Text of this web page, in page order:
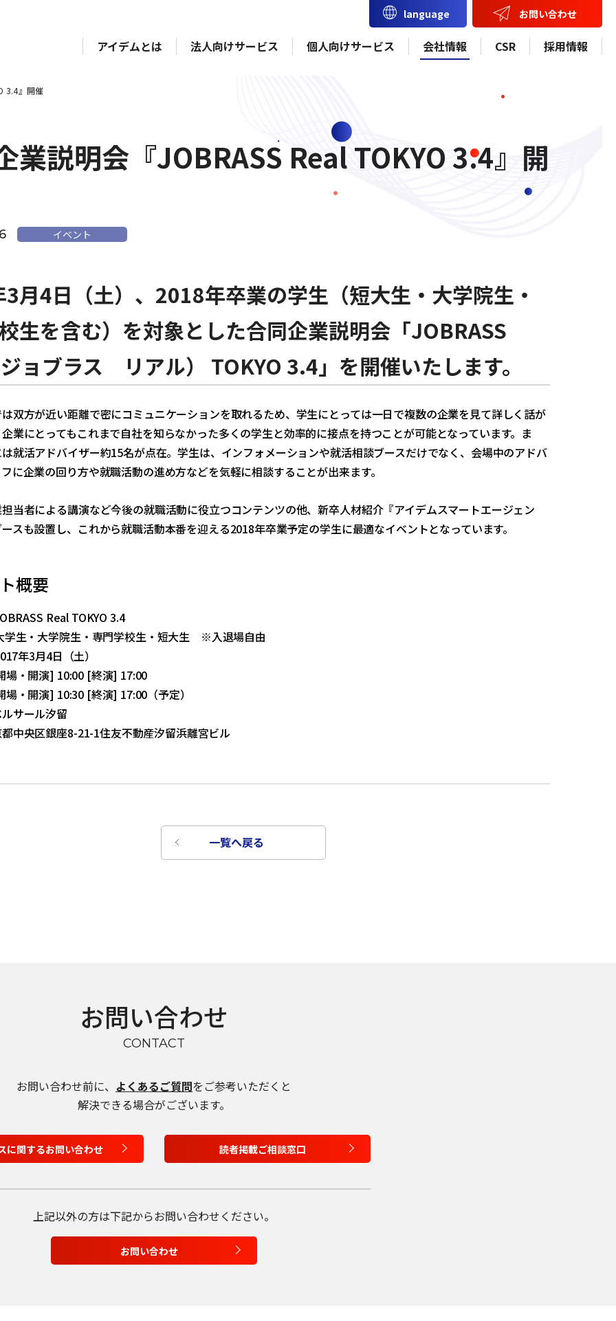
language お問い合わせ
アイデムとは 法人向けサービス 個人向けサービス 会社情報 CSR 採用情報
言語を選択
日本語
English
Tiếng Việt
3.4』開催
業説明会『JOBRASS Real TOKYO 3.4』開
イベント
月4日（土）、2018年卒業の学生（短大生・大学院生・
生を含む）を対象とした合同企業説明会「JOBRASS
ョブラス リアル） TOKYO 3.4」を開催いたします。
双方が近い距離で密にコミュニケーションを取れるため、学生にとっては一日で複数の企業を見て詳しく話が
業にとってもこれまで自社を知らなかった多くの学生と効率的に接点を持つことが可能となっています。ま
就活アドバイザー約15名が点在。学生は、インフォメーションや就活相談ブースだけでなく、会場中のアドバ
に企業の回り方や就職活動の進め方などを気軽に相談することが出来ます。
当者による講演など今後の就職活動に役立つコンテンツの他、新卒人材紹介『アイデムスマートエージェン
スも設置し、これから就職活動本番を迎える2018年卒業予定の学生に最適なイベントとなっています。
概要
Real TOKYO 3.4
学生・大学院生・専門学校生・短大生 ※入退場自由
年3月4日（土）
場・開演] 10:00 [終演] 17:00
・開演] 10:30 [終演] 17:00（予定）
サール汐留
中央区銀座8-21-1住友不動産汐留浜離宮ビル
一覧へ戻る
お問い合わせ
CONTACT
お問い合わせ前に、 よくあるご質問をご参考いただくと
解決できる場合がございます。
に関するお問い合わせ 読者掲載ご相談窓口
上記以外の方は下記からお問い合わせください。
お問い合わせ